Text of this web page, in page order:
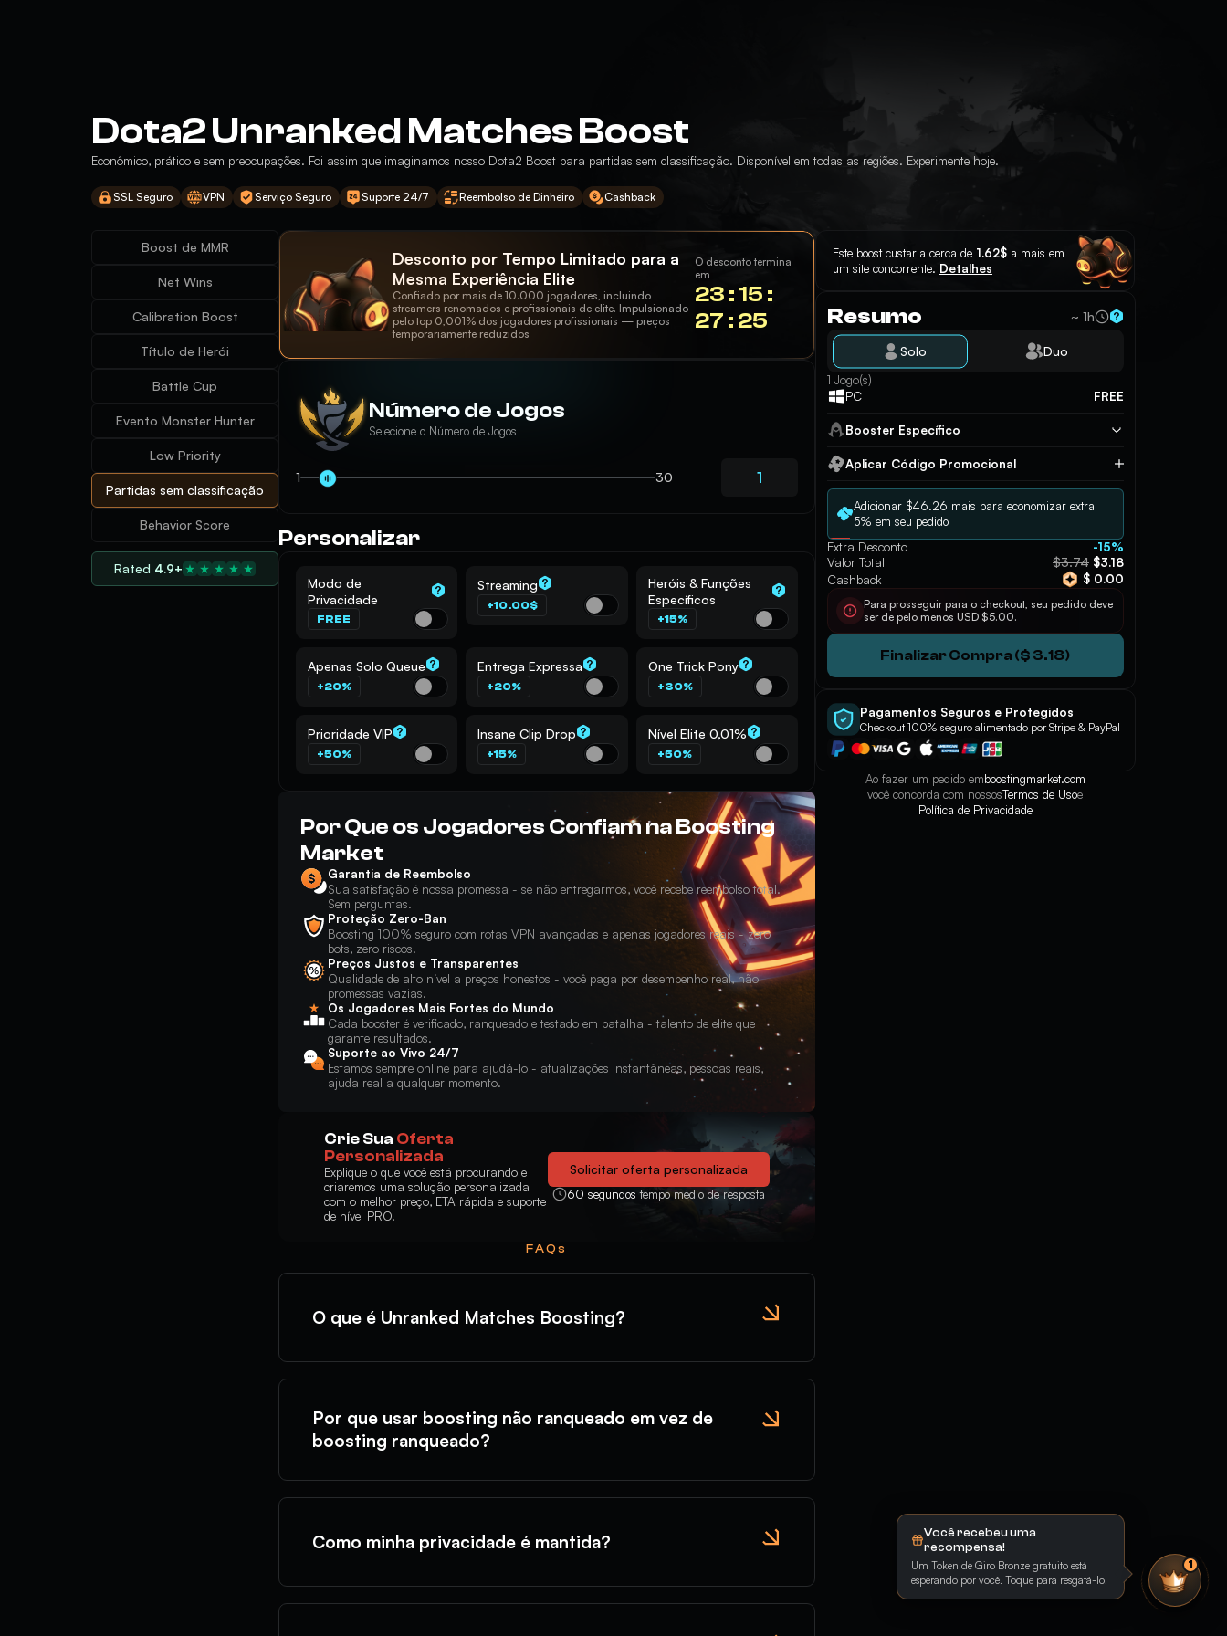
Dota2 Unranked Matches Boost
Econômico, prático e sem preocupações. Foi assim que imaginamos nosso Dota2 Boost para partidas sem classificação. Disponível em todas as regiões. Experimente hoje.
SSL Seguro VPN Serviço Seguro Suporte 24/7 Reembolso de Dinheiro Cashback
Boost de MMR
Net Wins
Calibration Boost
Título de Herói
Battle Cup
Evento Monster Hunter
Low Priority
Partidas sem classificação
Behavior Score
Rated 4.9+
Desconto por Tempo Limitado para a
Mesma Experiência Elite
Confiado por mais de 10.000 jogadores, incluindo
streamers renomados e profissionais de elite. Impulsionado
pelo top 0,001% dos jogadores profissionais — preços
temporariamente reduzidos
O desconto termina
em
23 : 15 :
27 : 25
Número de Jogos
Selecione o Número de Jogos
1 30
Personalizar
Modo de
Privacidade
FREE
Streaming
+10.00$
Heróis & Funções
Específicos
+15%
Apenas Solo Queue
+20%
Entrega Expressa
+20%
One Trick Pony
+30%
Prioridade VIP
+50%
Insane Clip Drop
+15%
Nível Elite 0,01%
+50%
Por Que os Jogadores Confiam na Boosting
Market
Garantia de Reembolso
Sua satisfação é nossa promessa - se não entregarmos, você recebe reembolso total.
Sem perguntas.
Proteção Zero-Ban
Boosting 100% seguro com rotas VPN avançadas e apenas jogadores reais - zero
bots, zero riscos.
Preços Justos e Transparentes
Qualidade de alto nível a preços honestos - você paga por desempenho real, não
promessas vazias.
Os Jogadores Mais Fortes do Mundo
Cada booster é verificado, ranqueado e testado em batalha - talento de elite que
garante resultados.
Suporte ao Vivo 24/7
Estamos sempre online para ajudá-lo - atualizações instantâneas, pessoas reais,
ajuda real a qualquer momento.
Crie Sua Oferta
Personalizada
Explique o que você está procurando e
criaremos uma solução personalizada
com o melhor preço, ETA rápida e suporte
de nível PRO.
Solicitar oferta personalizada
60 segundostempo médio de resposta
FAQs
O que é Unranked Matches Boosting?
Por que usar boosting não ranqueado em vez de
boosting ranqueado?
Como minha privacidade é mantida?
Este boost custaria cerca de 1.62$a mais em
um site concorrente. Detalhes
Resumo ~ 1h
Solo
Duo
1 Jogo(s)
PC
FREE
Booster Específico
Aplicar Código Promocional
Aplicar
Adicionar $46.26 mais para economizar extra
5% em seu pedido
Extra Desconto
-15%
Valor Total
$3.74$3.18
Cashback
$ 0.00
Para prosseguir para o checkout, seu pedido deve
ser de pelo menos USD $5.00.
Finalizar Compra ($ 3.18)
Pagamentos Seguros e Protegidos
Checkout 100% seguro alimentado por Stripe & PayPal
Ao fazer um pedido emboostingmarket.com
você concorda com nossosTermos de Usoe
Política de Privacidade
Você recebeu uma
recompensa!
Um Token de Giro Bronze gratuito está
esperando por você. Toque para resgatá-lo.
1